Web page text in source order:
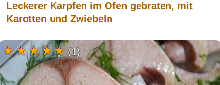
Leckerer Karpfen im Ofen gebraten, mit
Karotten und Zwiebeln
(1)